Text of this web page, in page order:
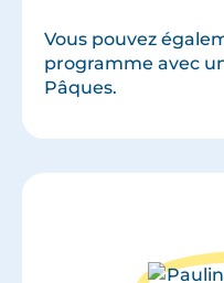
Vous pouvez
programme avec
Pâques.